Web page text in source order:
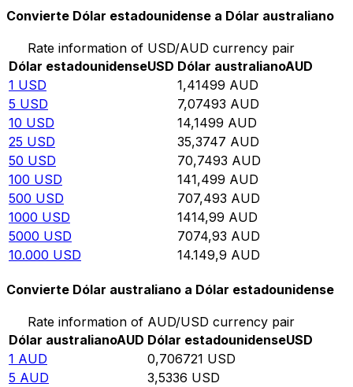
Convierte Dólar estadounidense a Dólar australiano
Rate information of USD/AUD currency pair
Dólar estadounidenseUSD Dólar australianoAUD
1 USD 1,41499 AUD
5 USD 7,07493 AUD
10 USD 14,1499 AUD
25 USD 35,3747 AUD
50 USD 70,7493 AUD
100 USD 141,499 AUD
500 USD 707,493 AUD
1000 USD 1414,99 AUD
5000 USD 7074,93 AUD
10.000 USD 14.149,9 AUD
Convierte Dólar australiano a Dólar estadounidense
Rate information of AUD/USD currency pair
Dólar australianoAUD Dólar estadounidenseUSD
1 AUD 0,706721 USD
5 AUD 3,5336 USD